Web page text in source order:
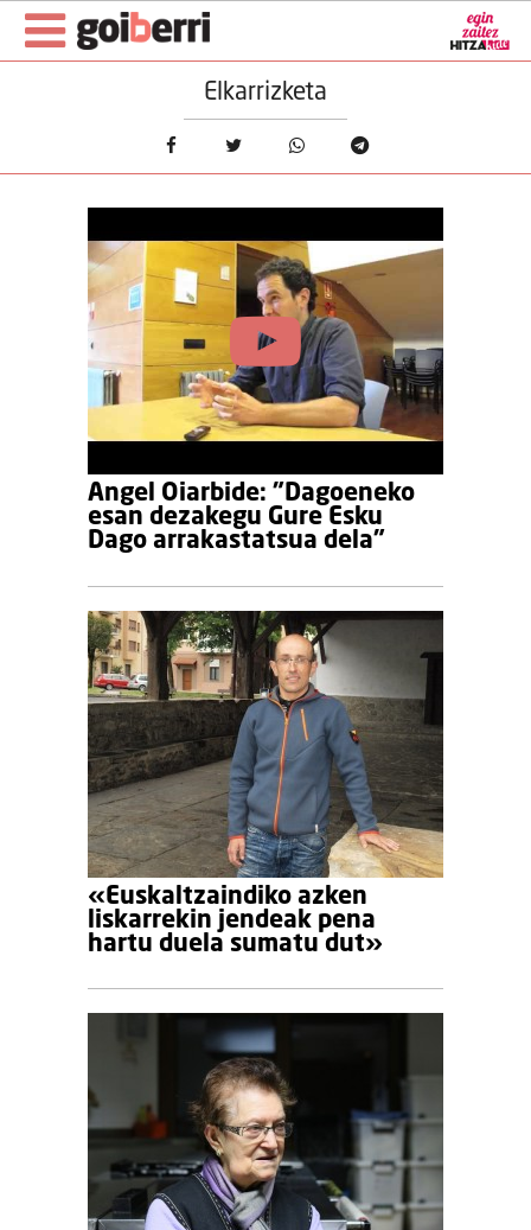
Elkarrizketa
Angel Oiarbide: "Dagoeneko
esan dezakegu Gure Esku
Dago arrakastatsua dela"
«Euskaltzaindiko azken
liskarrekin jendeak pena
hartu duela sumatu dut»